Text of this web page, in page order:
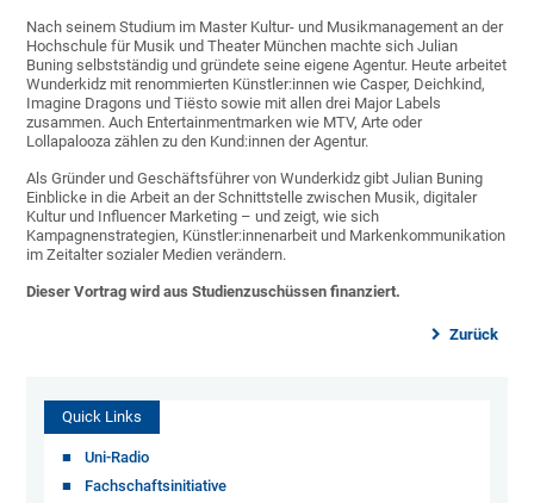
Nach seinem Studium im Master Kultur- und Musikmanagement an der
Hochschule für Musik und Theater München machte sich Julian
Buning selbstständig und gründete seine eigene Agentur. Heute arbeitet
Wunderkidz mit renommierten Künstler:innen wie Casper, Deichkind,
Imagine Dragons und Tiësto sowie mit allen drei Major Labels
zusammen. Auch Entertainmentmarken wie MTV, Arte oder
Lollapalooza zählen zu den Kund:innen der Agentur.
Als Gründer und Geschäftsführer von Wunderkidz gibt Julian Buning
Einblicke in die Arbeit an der Schnittstelle zwischen Musik, digitaler
Kultur und Influencer Marketing – und zeigt, wie sich
Kampagnenstrategien, Künstler:innenarbeit und Markenkommunikation
im Zeitalter sozialer Medien verändern.
Dieser Vortrag wird aus Studienzuschüssen finanziert.
Zurück
Quick Links
Uni-Radio
Fachschaftsinitiative